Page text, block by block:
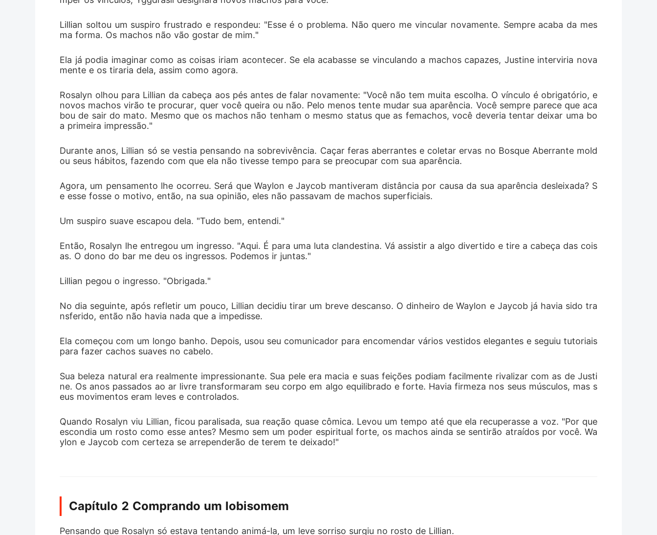
Lillian soltou um suspiro frustrado e respondeu: "Esse é o problema. Não quero me vincular novamente. Sempre acaba da mes
ma forma. Os machos não vão gostar de mim."
Ela já podia imaginar como as coisas iriam acontecer. Se ela acabasse se vinculando a machos capazes, Justine interviria nova
mente e os tiraria dela, assim como agora.
Rosalyn olhou para Lillian da cabeça aos pés antes de falar novamente: "Você não tem muita escolha. O vínculo é obrigatório, e
novos machos virão te procurar, quer você queira ou não. Pelo menos tente mudar sua aparência. Você sempre parece que aca
bou de sair do mato. Mesmo que os machos não tenham o mesmo status que as femachos, você deveria tentar deixar uma bo
a primeira impressão."
Durante anos, Lillian só se vestia pensando na sobrevivência. Caçar feras aberrantes e coletar ervas no Bosque Aberrante mold
ou seus hábitos, fazendo com que ela não tivesse tempo para se preocupar com sua aparência.
Agora, um pensamento lhe ocorreu. Será que Waylon e Jaycob mantiveram distância por causa da sua aparência desleixada? S
e esse fosse o motivo, então, na sua opinião, eles não passavam de machos superficiais.
Um suspiro suave escapou dela. "Tudo bem, entendi."
Então, Rosalyn lhe entregou um ingresso. "Aqui. É para uma luta clandestina. Vá assistir a algo divertido e tire a cabeça das cois
as. O dono do bar me deu os ingressos. Podemos ir juntas."
Lillian pegou o ingresso. "Obrigada."
No dia seguinte, após refletir um pouco, Lillian decidiu tirar um breve descanso. O dinheiro de Waylon e Jaycob já havia sido tra
nsferido, então não havia nada que a impedisse.
Ela começou com um longo banho. Depois, usou seu comunicador para encomendar vários vestidos elegantes e seguiu tutoriais
para fazer cachos suaves no cabelo.
Sua beleza natural era realmente impressionante. Sua pele era macia e suas feições podiam facilmente rivalizar com as de Justi
ne. Os anos passados ao ar livre transformaram seu corpo em algo equilibrado e forte. Havia firmeza nos seus músculos, mas s
eus movimentos eram leves e controlados.
Quando Rosalyn viu Lillian, ficou paralisada, sua reação quase cômica. Levou um tempo até que ela recuperasse a voz. "Por que
escondia um rosto como esse antes? Mesmo sem um poder espiritual forte, os machos ainda se sentirão atraídos por você. Wa
ylon e Jaycob com certeza se arrependerão de terem te deixado!"
Capítulo 2 Comprando um lobisomem
Pensando que Rosalyn só estava tentando animá-la, um leve sorriso surgiu no rosto de Lillian.